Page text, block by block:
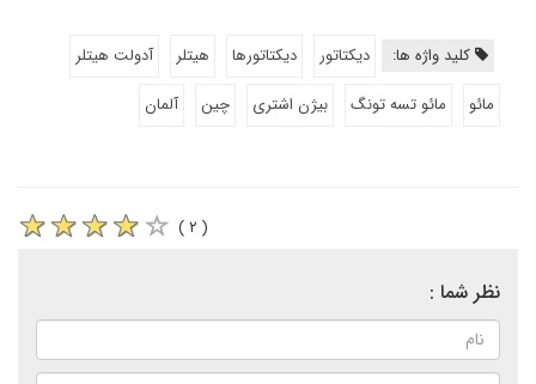
کلید واژه ها: دیکتاتور دیکتاتورها هیتلر
آدولت هیتلر
مائو
مائو تسه تونگ بیژن اشتری چین آلمان
( ۲ )
نظر شما :